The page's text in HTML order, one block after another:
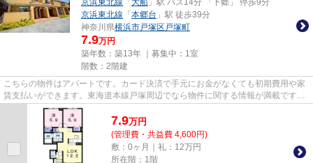
京浜東北線 「 大船 」駅 バス14分 「下郷」 停歩9分
京浜東北線 「 本郷台 」駅 徒歩39分
神奈川県横浜市戸塚区 戸塚町
7.9万円
築年数：築13年 ｜募集中： 1室
階数：2階建
こちらの物件はアパートです。カード決済で手元にお金がなくても初期費用や家
賃支払いができます。東海道本線戸塚周辺でなら物件に関する情報が満載です。
045-438-9891からアパマンメ...
7.9万円
(管理費・共益費 4,600円)
敷：0ヶ月｜礼：12万円
所在階：1階